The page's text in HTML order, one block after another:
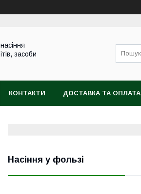
засоби
КОНТАКТИ ДОСТАВКА ТА ОПЛАТА
Насіння у фользі